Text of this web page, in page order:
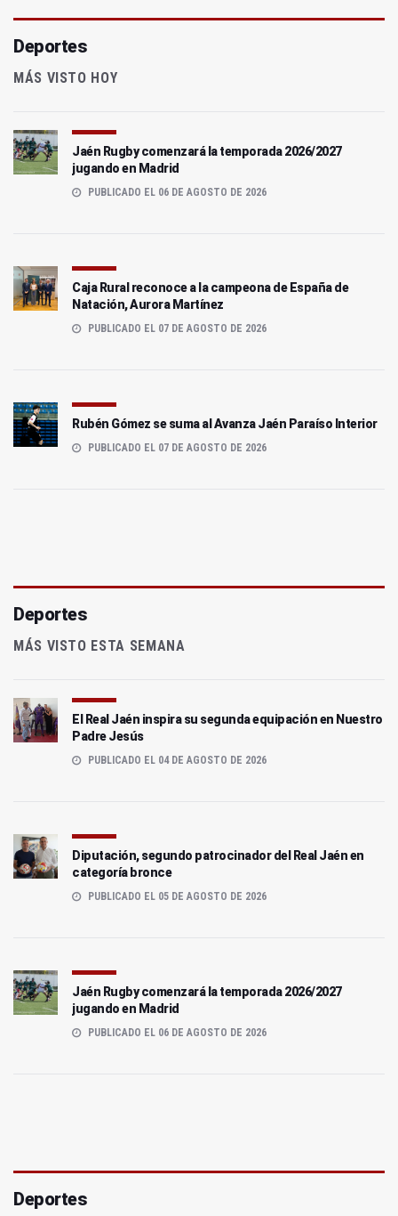
Deportes
MÁS VISTO HOY
Jaén Rugby comenzará la temporada 2026/2027
jugando en Madrid
PUBLICADO EL 06 DE AGOSTO DE 2026
Caja Rural reconoce a la campeona de España de
Natación, Aurora Martínez
PUBLICADO EL 07 DE AGOSTO DE 2026
Rubén Gómez se suma al Avanza Jaén Paraíso Interior
PUBLICADO EL 07 DE AGOSTO DE 2026
Deportes
MÁS VISTO ESTA SEMANA
El Real Jaén inspira su segunda equipación en Nuestro
Padre Jesús
PUBLICADO EL 04 DE AGOSTO DE 2026
Diputación, segundo patrocinador del Real Jaén en
categoría bronce
PUBLICADO EL 05 DE AGOSTO DE 2026
Jaén Rugby comenzará la temporada 2026/2027
jugando en Madrid
PUBLICADO EL 06 DE AGOSTO DE 2026
Deportes